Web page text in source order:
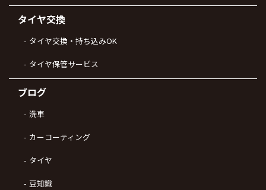
タイヤ交換
タイヤ交換・持ち込みOK
タイヤ保管サービス
ブログ
洗車
カーコーティング
タイヤ
豆知識